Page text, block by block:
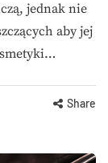
jednak nie
aby jej
Share